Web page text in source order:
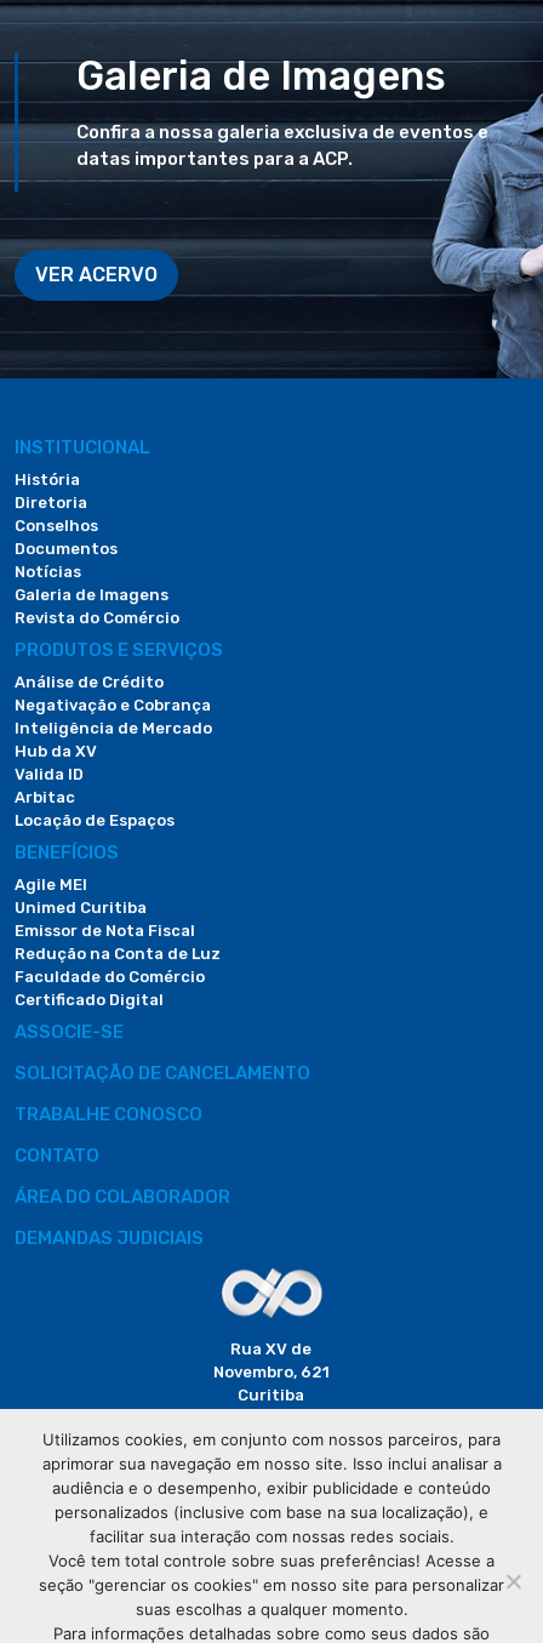
Galeria de Imagens
Confira a nossa galeria exclusiva de eventos e
datas importantes para a ACP.
VER ACERVO
INSTITUCIONAL
História
Diretoria
Conselhos
Documentos
Notícias
Galeria de Imagens
Revista do Comércio
PRODUTOS E SERVIÇOS
Análise de Crédito
Negativação e Cobrança
Inteligência de Mercado
Hub da XV
Valida ID
Arbitac
Locação de Espaços
BENEFÍCIOS
Agile MEI
Unimed Curitiba
Emissor de Nota Fiscal
Redução na Conta de Luz
Faculdade do Comércio
Certificado Digital
ASSOCIE-SE
SOLICITAÇÃO DE CANCELAMENTO
TRABALHE CONOSCO
CONTATO
ÁREA DO COLABORADOR
DEMANDAS JUDICIAIS
Rua XV de
Novembro, 621
Curitiba
(41) 3320-
2929
Utilizamos cookies, em conjunto com nossos parceiros, para
aprimorar sua navegação em nosso site. Isso inclui analisar a
audiência e o desempenho, exibir publicidade e conteúdo
personalizados (inclusive com base na sua localização), e
facilitar sua interação com nossas redes sociais.
Você tem total controle sobre suas preferências! Acesse a
seção "gerenciar os cookies" em nosso site para personalizar
suas escolhas a qualquer momento.
Para informações detalhadas sobre como seus dados são